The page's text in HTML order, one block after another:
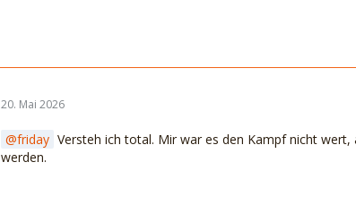
20. Mai 2026
friday Versteh ich total. Mir war es den Kampf nicht
werden.